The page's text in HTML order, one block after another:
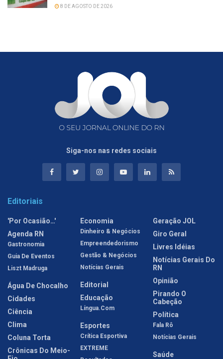
8 DE AGOSTO DE 2026
Siga-nos nas redes sociais
Editoriais
'Por Ocasião…'
Agenda RN
Gastronomia
Guia De Eventos
Liszt Madruga
Água De Chocalho
Cidades
Ciência
Clima
Coluna Torta
Crônicas Do Meio-
Economia
Dinheiro & Negócios
Empreendedorismo
Gestão & Negócios
Notícias Gerais
Editorial
Educação
Língua.com
Esportes
Crítica Esportiva
EXTREME
Geração JOL
Giro Geral
Livres Idéias
Notícias Gerais Do
RN
Opinião
Pirando O
Cabeção
Política
Fala Rô
Notícias Gerais
Saúde